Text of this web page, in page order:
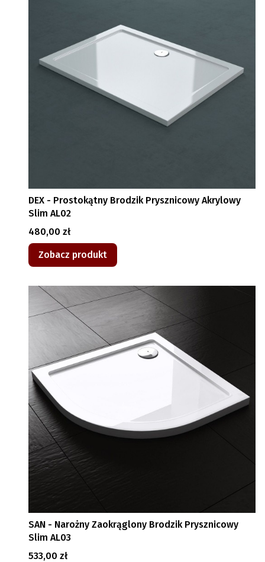
DEX - Prostokątny Brodzik Prysznicowy Akrylowy
Slim AL02
Cena
480,00 zł
Zobacz produkt
SAN - Narożny Zaokrąglony Brodzik Prysznicowy
Slim AL03
Cena
533,00 zł